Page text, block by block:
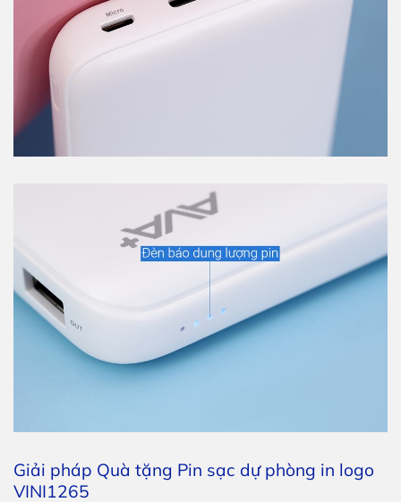
Giải pháp Quà tặng Pin sạc dự phòng in logo
VINI1265